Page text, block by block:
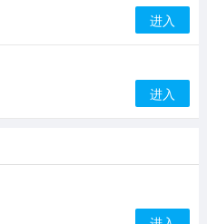
进入
进入